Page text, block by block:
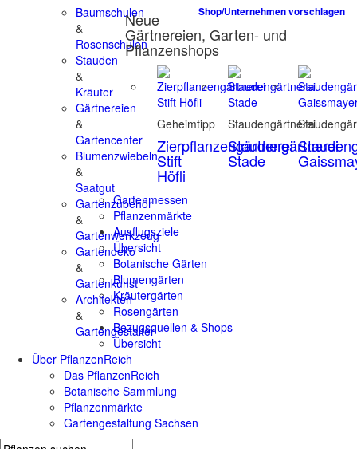
Baumschulen
&
Rosenschulen
Stauden
&
Kräuter
Gärtnereien
&
Gartencenter
Blumenzwiebeln
&
Saatgut
Gartenzubehör
&
Gartenwerkzeug
Gartendeko
&
Gartenkunst
Architekten
&
Gartengestalter
Shop/Unternehmen vorschlagen
Neue
Gärtnereien, Garten- und
Pflanzenshops
Geheimtipp
Zierpflanzengärtnerei
Stift
Höfli
Staudengärtnerei
Staudengärtnerei
Stade
Gartenmessen
Pflanzenmärkte
Ausflugsziele
Übersicht
Botanische Gärten
Blumengärten
Kräutergärten
Rosengärten
Bezugsquellen & Shops
Übersicht
Über PflanzenReich
Das PflanzenReich
Botanische Sammlung
Pflanzenmärkte
Gartengestaltung Sachsen